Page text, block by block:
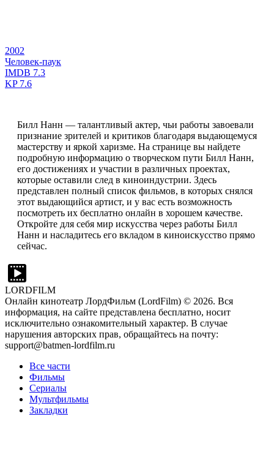
2002
Человек-паук
IMDB 7.3
KP7.6
Билл Нанн — талантливый актер, чьи работы завоевали
признание зрителей и критиков благодаря выдающемуся
мастерству и яркой харизме. На странице вы найдете
подробную информацию о творческом пути Билл Нанн,
его достижениях и участии в различных проектах,
которые оставили след в киноиндустрии. Здесь
представлен полный список фильмов, в которых снялся
этот выдающийся артист, и у вас есть возможность
посмотреть их бесплатно онлайн в хорошем качестве.
Откройте для себя мир искусства через работы Билл
Нанн и насладитесь его вкладом в киноискусство прямо
сейчас.
LORDFILM
Онлайн кинотеатр ЛордФильм (LordFilm) © 2026. Вся
информация, на сайте представлена бесплатно, носит
исключительно ознакомительный характер. В случае
нарушения авторских прав, обращайтесь на почту:
support@batmen-lordfilm.ru
Все части
Фильмы
Сериалы
Мультфильмы
Закладки